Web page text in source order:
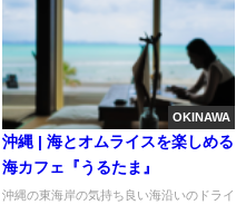
OKINAWA
沖縄 | 海とオムライスを楽しめる
海カフェ『うるたま』
沖縄の東海岸の気持ち良い海沿いのドライ